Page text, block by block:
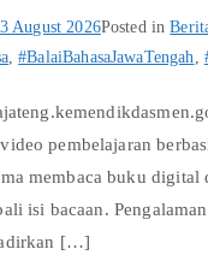
3 August 2026Posted in
,#BalaiBahasaJawaTengah,
pembelajaran
membaca buku
isi bacaan.
[…]